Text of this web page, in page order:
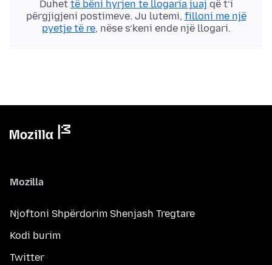
Duhet të bëni hyrjen te llogaria juaj që t’i
përgjigjeni postimeve. Ju lutemi, filloni me një
pyetje të re, nëse s’keni ende një llogari.
Mozilla
Njoftoni Shpërdorim Shenjash Tregtare
Kodi burim
Twitter